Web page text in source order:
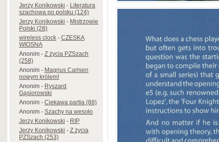
Jerzy Konikowski-Literatura
szachowa po polsku (124)
Jerzy Konikowski-Mistrzowie
Polski (28)
wireless clock-CZESKA
WIOSNA
Anonim-Z życia PZSzach
(258)
Anonim-Magnus Carlsen
nowym królem!
Anonim-Ryszard
Gąsiorowski
Anonim-Ciekawa partia (88)
Anonim-Szachy na wesoło
Jerzy Konikowski-RIP
Jerzy Konikowski-Z życia
PZSzach (253)